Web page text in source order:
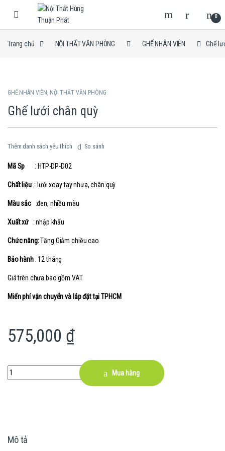
Skip to navigation
Skip to content
0
Trang chủ NỘI THẤT VĂN PHÒNG GHẾ NHÂN VIÊN Ghế
GHẾ NHÂN VIÊN , NỘI THẤT VĂN PHÒNG
Ghế lưới chân quỳ
Thêm danh sách yêu thích So sánh
Mã Sp : HTP-DP-D02
Chất liệu : lưới xoay tay nhựa, chân quỳ
Màu sắc :đen, nhiều màu
Xuất xứ: nhập khẩu
Chức năng:Tăng Giảm chiều cao
Bảo hành: 12 tháng
Giá trên chưa bao gồm VAT
Miển phí vận chuyển và lắp đặt tại TPHCM
575,000 ₫
Quantity Mua hàng
Mô tả